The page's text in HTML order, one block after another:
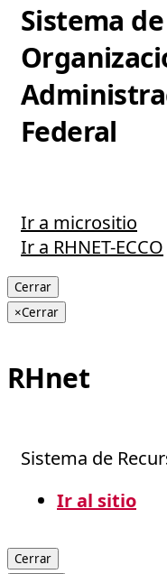
Sistema
Federal
Ir a micrositio
Ir a RHNET-ECCO
Cerrar
×Cerrar
RHnet
Sistema de
Ir al sitio
Cerrar